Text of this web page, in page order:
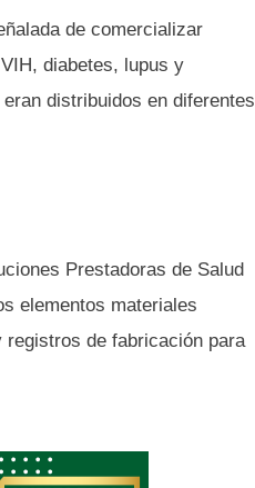
de comercializar
diabetes, lupus y
distribuidos en diferentes
Prestadoras de Salud
elementos materiales
de fabricación para